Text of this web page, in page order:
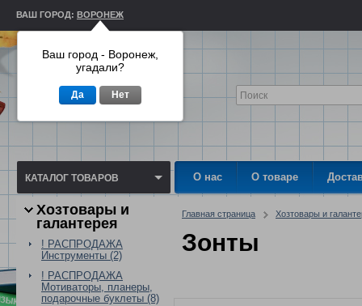
ВАШ ГОРОД: ВОРОНЕЖ
КАТАЛОГ ТОВАРОВ О нас О товаре
Хозтовары и
галантерея
! РАСПРОДАЖА
Инструменты (2)
! РАСПРОДАЖА
Мотиваторы, планеры,
подарочные буклеты (8)
Главная страница Хозтовары и
Зонты
Ваш город - Воронеж,
угадали?
Да Нет